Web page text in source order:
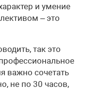
и умение
– это
так это
важно сочетать
не по 30 часов,